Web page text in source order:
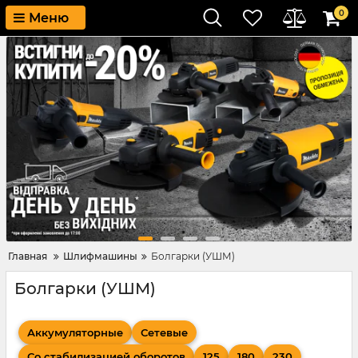
Меню 0
Главная Шлифмашины Болгарки (УШМ)
Болгарки (УШМ)
Аккумуляторные
Сетевые